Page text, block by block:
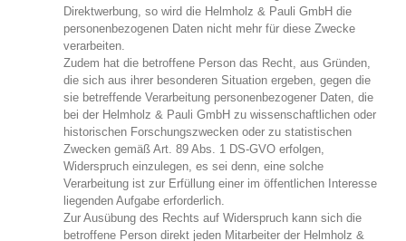
Direktwerbung, so wird die Helmholz & Pauli GmbH die
personenbezogenen Daten nicht mehr für diese Zwecke
verarbeiten.
Zudem hat die betroffene Person das Recht, aus Gründen,
die sich aus ihrer besonderen Situation ergeben, gegen die
sie betreffende Verarbeitung personenbezogener Daten, die
bei der Helmholz & Pauli GmbH zu wissenschaftlichen oder
historischen Forschungszwecken oder zu statistischen
Zwecken gemäß Art. 89 Abs. 1 DS-GVO erfolgen,
Widerspruch einzulegen, es sei denn, eine solche
Verarbeitung ist zur Erfüllung einer im öffentlichen Interesse
liegenden Aufgabe erforderlich.
Zur Ausübung des Rechts auf Widerspruch kann sich die
betroffene Person direkt jeden Mitarbeiter der Helmholz &